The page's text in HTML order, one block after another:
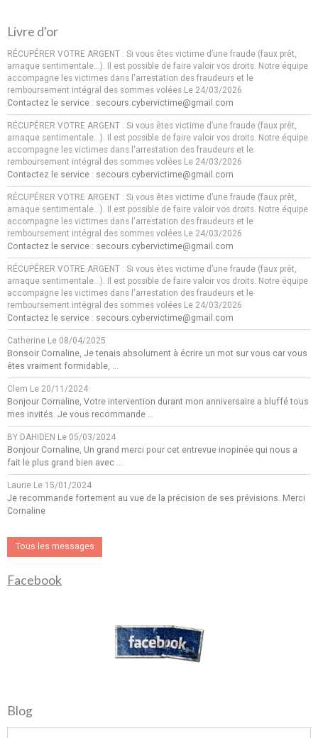
Livre d'or
RÉCUPÉRER VOTRE ARGENT : Si vous êtes victime d’une fraude (faux prêt,
arnaque sentimentale…). Il est possible de faire valoir vos droits. Notre équipe
accompagne les victimes dans l'arrestation des fraudeurs et le
remboursement intégral des sommes volées Le 24/03/2026
Contactez le service : secours.cybervictime@gmail.com
RÉCUPÉRER VOTRE ARGENT : Si vous êtes victime d’une fraude (faux prêt,
arnaque sentimentale…). Il est possible de faire valoir vos droits. Notre équipe
accompagne les victimes dans l'arrestation des fraudeurs et le
remboursement intégral des sommes volées Le 24/03/2026
Contactez le service : secours.cybervictime@gmail.com
RÉCUPÉRER VOTRE ARGENT : Si vous êtes victime d’une fraude (faux prêt,
arnaque sentimentale…). Il est possible de faire valoir vos droits. Notre équipe
accompagne les victimes dans l'arrestation des fraudeurs et le
remboursement intégral des sommes volées Le 24/03/2026
Contactez le service : secours.cybervictime@gmail.com
RÉCUPÉRER VOTRE ARGENT : Si vous êtes victime d’une fraude (faux prêt,
arnaque sentimentale…). Il est possible de faire valoir vos droits. Notre équipe
accompagne les victimes dans l'arrestation des fraudeurs et le
remboursement intégral des sommes volées Le 24/03/2026
Contactez le service : secours.cybervictime@gmail.com
Catherine Le 08/04/2025
Bonsoir Cornaline, Je tenais absolument à écrire un mot sur vous car vous
êtes vraiment formidable, ...
Clem Le 20/11/2024
Bonjour Cornaline, Votre intervention durant mon anniversaire a bluffé tous
mes invités. Je vous recommande ...
BY DAHIDEN Le 05/03/2024
Bonjour Cornaline, Un grand merci pour cet entrevue inopinée qui nous a
fait le plus grand bien avec ...
Laurie Le 15/01/2024
Je recommande fortement au vue de la précision de ses prévisions. Merci
Cornaline
Tous les messages
Facebook
Blog